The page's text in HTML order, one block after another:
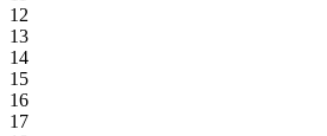
12
13
14
15
16
17